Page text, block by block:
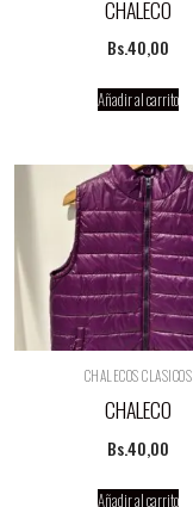
CHALECO
Bs.40,00
Añadir al carrito
CHALECOS CLASICOS
CHALECO
Bs.40,00
Añadir al carrito